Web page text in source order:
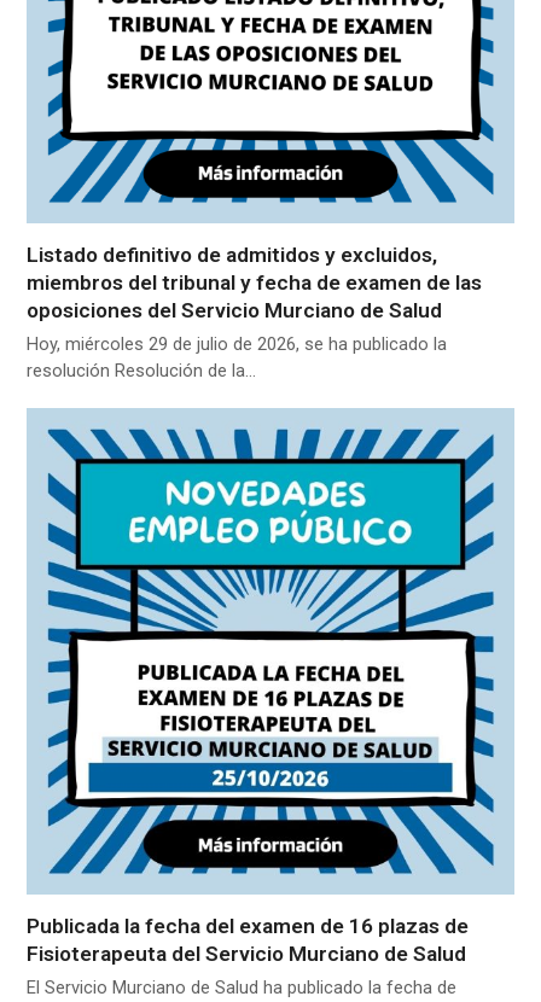
Listado definitivo de admitidos y excluidos,
miembros del tribunal y fecha de examen de las
oposiciones del Servicio Murciano de Salud
Hoy, miércoles 29 de julio de 2026, se ha publicado la
resolución Resolución de la…
Publicada la fecha del examen de 16 plazas de
Fisioterapeuta del Servicio Murciano de Salud
El Servicio Murciano de Salud ha publicado la fecha de